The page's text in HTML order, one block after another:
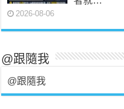
2026-08-06
@跟隨我
@跟隨我